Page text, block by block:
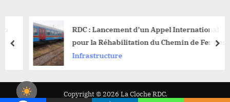
RDC : Lancement d’un Appel International
pour la Réhabilitation du Chemin de Fer des
Uélés Bumba-Mungbere
Infrastructure
prev
Copyright © 2026 La Cloche RDC.